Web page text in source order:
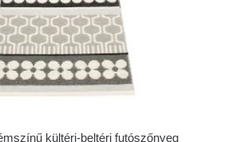
kültéri-beltéri futószőnyeg